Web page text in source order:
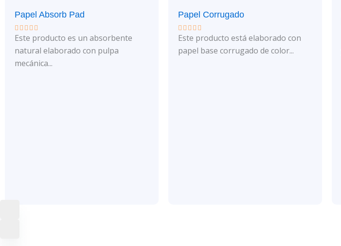
Papel Absorb Pad
Valorado
0
5
Este producto es un absorbente
natural elaborado con pulpa
mecánica...
Papel Corrugado
Valorado
0
Este producto está elaborado con
papel base corrugado de color...